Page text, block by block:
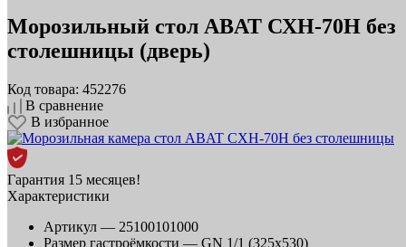
Морозильный стол ABAT СХН-70Н без
столешницы (дверь)
Код товара: 452276
В сравнение
В избранное
Гарантия 15 месяцев!
Характеристики
Артикул — 25100101000
Размер гастроёмкости — GN 1/1 (325х530)